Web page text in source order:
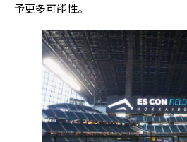
予更多可能性。